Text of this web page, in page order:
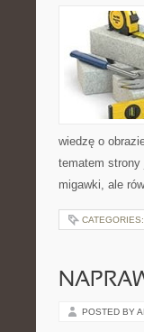
wiedzę o
tematem
migawki, ale
CATEGORIES:
POSTED BY